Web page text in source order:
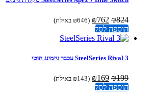
₪המחיר
המקורי
היה:
₪ 762
המחיר
הנוכחי
הוא:
(
₪ 646 באילת)
הוספה לסל
SteelSeries Rival 3 עכבר גיימינג חוטי
₪המחיר
המקורי
₪ 169
המחיר
הנוכחי
(
₪ 143 באילת)
הוספה לסל